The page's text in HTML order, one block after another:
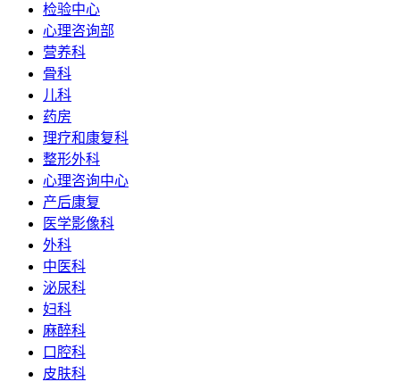
检验中心
心理咨询部
营养科
骨科
儿科
药房
理疗和康复科
整形外科
心理咨询中心
产后康复
医学影像科
外科
中医科
泌尿科
妇科
麻醉科
口腔科
皮肤科